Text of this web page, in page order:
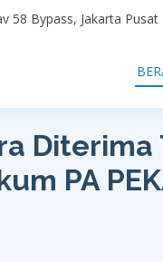
58 Bypass, Jakarta Pusat
Diterima
PA